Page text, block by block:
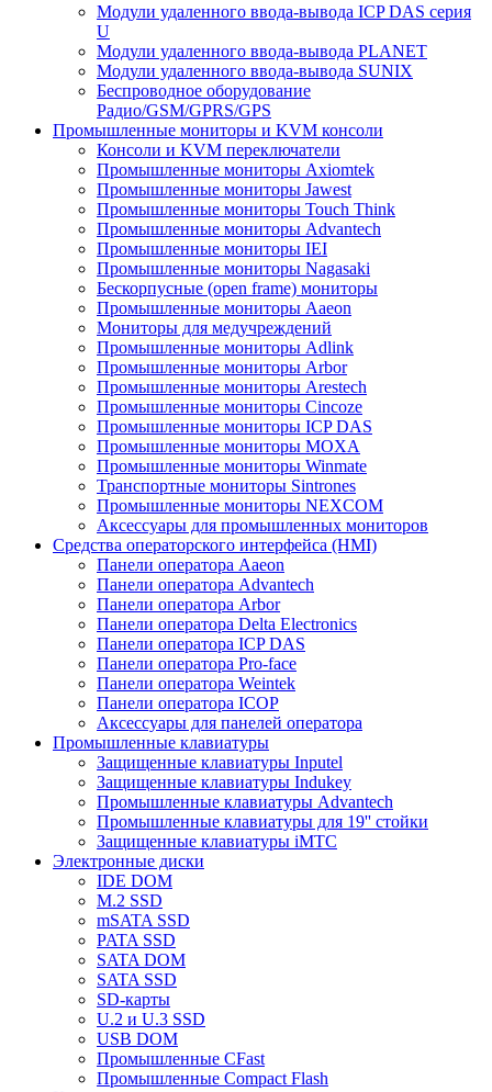
Модули удаленного ввода-вывода ICP DAS серия
U
Модули удаленного ввода-вывода PLANET
Модули удаленного ввода-вывода SUNIX
Беспроводное оборудование
Радио/GSM/GPRS/GPS
Промышленные мониторы и KVM консоли
Консоли и KVM переключатели
Промышленные мониторы Axiomtek
Промышленные мониторы Jawest
Промышленные мониторы Touch Think
Промышленные мониторы Advantech
Промышленные мониторы IEI
Промышленные мониторы Nagasaki
Бескорпусные (open frame) мониторы
Промышленные мониторы Aaeon
Мониторы для медучреждений
Промышленные мониторы Adlink
Промышленные мониторы Arbor
Промышленные мониторы Arestech
Промышленные мониторы Cincoze
Промышленные мониторы ICP DAS
Промышленные мониторы MOXA
Промышленные мониторы Winmate
Транспортные мониторы Sintrones
Промышленные мониторы NEXCOM
Аксессуары для промышленных мониторов
Средства операторского интерфейса (HMI)
Панели оператора Aaeon
Панели оператора Advantech
Панели оператора Arbor
Панели оператора Delta Electronics
Панели оператора ICP DAS
Панели оператора Pro-face
Панели оператора Weintek
Панели оператора ICOP
Аксессуары для панелей оператора
Промышленные клавиатуры
Защищенные клавиатуры Inputel
Защищенные клавиатуры Indukey
Промышленные клавиатуры Advantech
Промышленные клавиатуры для 19'' стойки
Защищенные клавиатуры iMTC
Электронные диски
IDE DOM
M.2 SSD
mSATA SSD
PATA SSD
SATA DOM
SATA SSD
SD-карты
U.2 и U.3 SSD
USB DOM
Промышленные CFast
Промышленные Compact Flash